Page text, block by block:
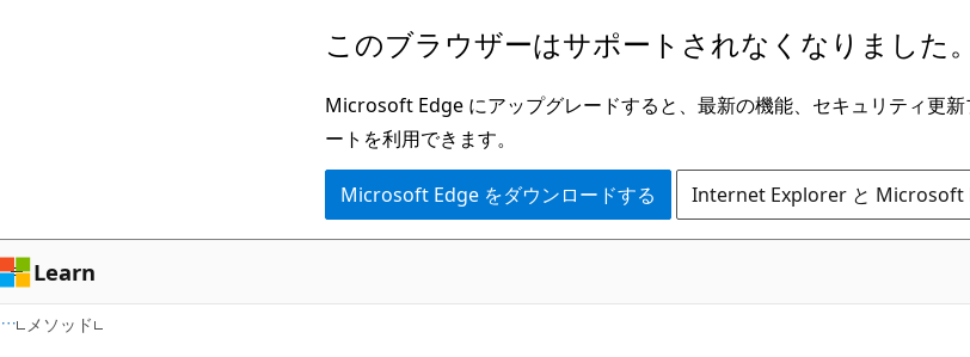
ン
ツ
に
ス
ゲ
ー
シ
ョ
このブラウザーはサポートされなくなりました。
Microsoft Edge にアップグレードすると、最新の機能、セキュリティ更
ートを利用できます。
Microsoft Edge をダウンロードする Internet Explorer と Microsoft
Learn
メソッド